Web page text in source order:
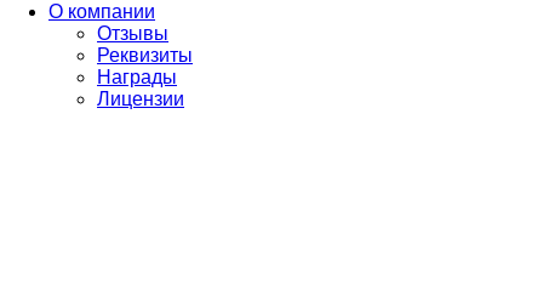
О компании
Отзывы
Реквизиты
Награды
Лицензии